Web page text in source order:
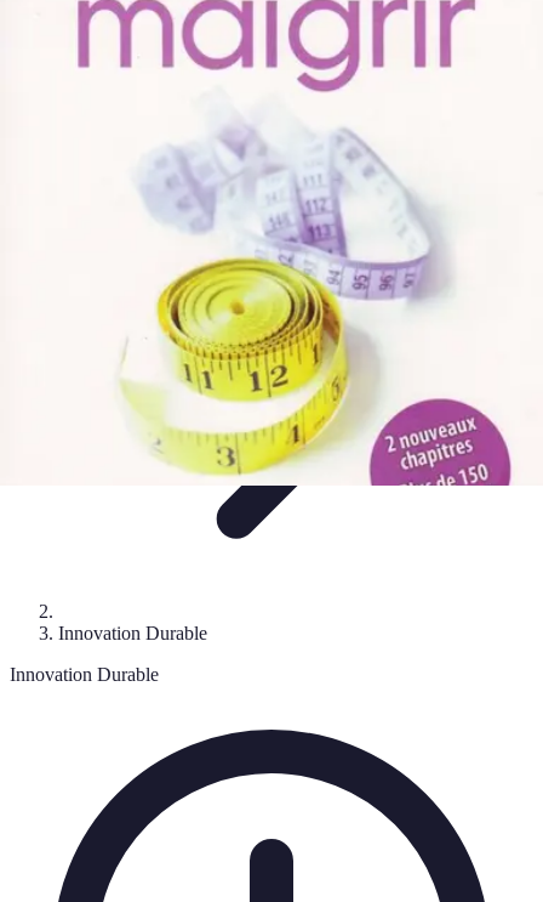
Défis et Découvertes
Éducation et Apprentissage
Bien-êtreTechnologie et Innovation
Innovation Durable
Innovation Durable